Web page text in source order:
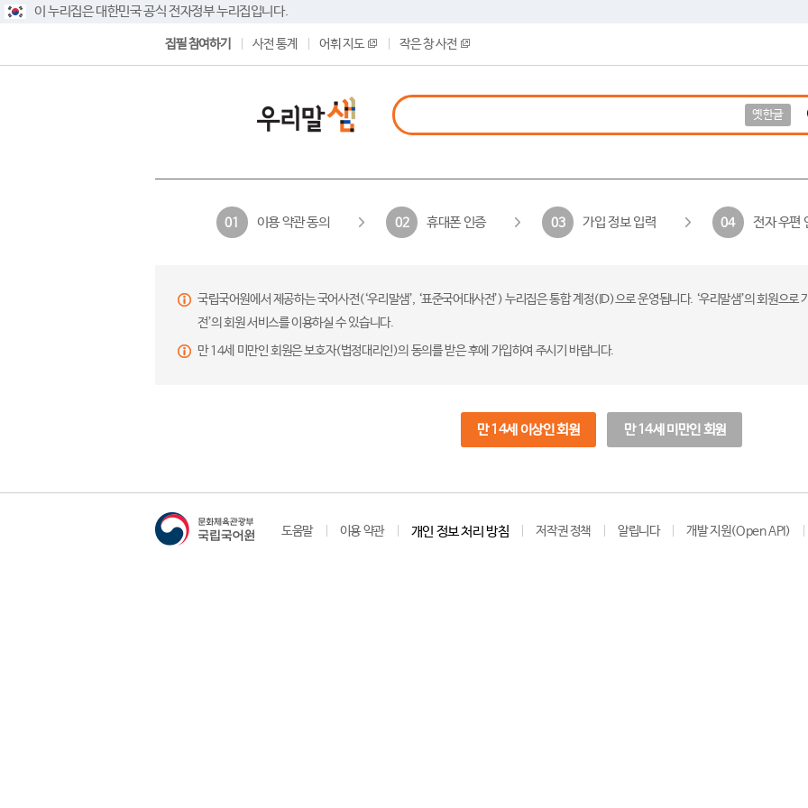
이 누리집은 대한민국 공식 전자정부 누리집입니다.
집필 참여하기 사전 통계 어휘 지도 작은 창 사전
옛한글
01 이용 약관 동의 02 휴대폰 인증 03 가입 정보 입력 04 전자 우편
국립국어원에서 제공하는 국어사전(‘우리말샘’, ‘표준국어대사전’) 누리집은 통합 계정(ID)으로 운영됩니다. ‘우리말샘’의 회원으
전’의 회원 서비스를 이용하실 수 있습니다.
만 14세 미만인 회원은 보호자(법정대리인)의 동의를 받은 후에 가입하여 주시기 바랍니다.
만 14세 이상인 회원 만 14세 미만인 회원
도움말 이용 약관 개인 정보 처리 방침 저작권 정책 알립니다 개발 지원(Open API)